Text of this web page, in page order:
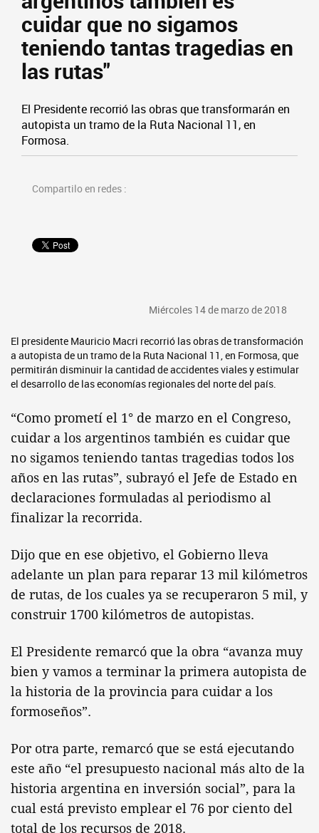
cuidar que no sigamos
teniendo tantas tragedias en
las rutas"
El Presidente recorrió las obras que transformarán en
autopista un tramo de la Ruta Nacional 11, en
Formosa.
Compartilo en redes :
Miércoles 14 de marzo de 2018
El presidente Mauricio Macri recorrió las obras de transformación
a autopista de un tramo de la Ruta Nacional 11, en Formosa, que
permitirán disminuir la cantidad de accidentes viales y estimular
el desarrollo de las economías regionales del norte del país.
“Como prometí el 1° de marzo en el Congreso,
cuidar a los argentinos también es cuidar que
no sigamos teniendo tantas tragedias todos los
años en las rutas”, subrayó el Jefe de Estado en
declaraciones formuladas al periodismo al
finalizar la recorrida.
Dijo que en ese objetivo, el Gobierno lleva
adelante un plan para reparar 13 mil kilómetros
de rutas, de los cuales ya se recuperaron 5 mil, y
construir 1700 kilómetros de autopistas.
El Presidente remarcó que la obra “avanza muy
bien y vamos a terminar la primera autopista de
la historia de la provincia para cuidar a los
formoseños”.
Por otra parte, remarcó que se está ejecutando
este año “el presupuesto nacional más alto de la
historia argentina en inversión social”, para la
cual está previsto emplear el 76 por ciento del
total de los recursos de 2018.